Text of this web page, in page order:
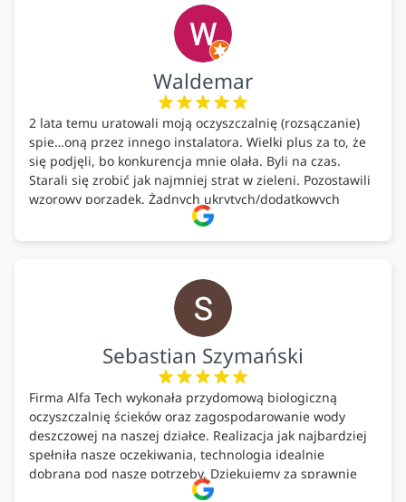
Waldemar
2 lata temu uratowali moją oczyszczalnię (rozsączanie)
spie…oną przez innego instalatora. Wielki plus za to, że
się podjęli, bo konkurencja mnie olała. Byli na czas.
Starali się zrobić jak najmniej strat w zieleni. Pozostawili
wzorowy porządek. Żadnych ukrytych/dodatkowych
kosztów. Zaskoczenie. Kontakt bardzo OK. Obsługa
pomontażowa również OK. A ich środki do oczyszczalni –
Sebastian Szymański
Firma Alfa Tech wykonała przydomową biologiczną
oczyszczalnię ścieków oraz zagospodarowanie wody
deszczowej na naszej działce. Realizacja jak najbardziej
spełniła nasze oczekiwania, technologia idealnie
dobrana pod nasze potrzeby. Dziękujemy za sprawnie
wykonany montaż w świetnej atmosferze! Polecam!